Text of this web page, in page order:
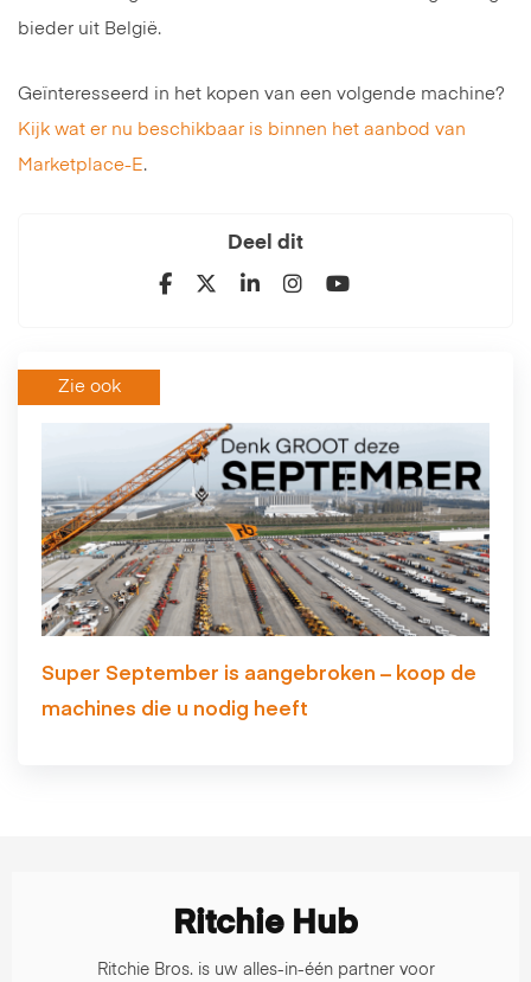
bieder uit België.
Geïnteresseerd in het kopen van een volgende machine?
Kijk wat er nu beschikbaar is binnen het aanbod van
Marketplace-E.
Deel dit
Zie ook
Super September is aangebroken – koop de
machines die u nodig heeft
Ritchie Hub
Ritchie Bros. is uw alles-in-één partner voor